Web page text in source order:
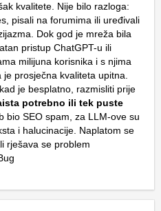
kvalitete. Nije bilo razloga:
pisali na forumima ili uređivali
Dok god je mreža bila
pristup ChatGPT-u ili
milijuna korisnika i s njima
prosječna kvaliteta upitna.
je besplatno, razmisliti prije
potrebno ili tek puste
bio SEO spam, za LLM-ove su
i halucinacije. Naplatom se
rješava se problem